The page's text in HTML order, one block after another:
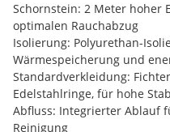
Schornstein: 2 Meter hoher
optimalen Rauchabzug
Isolierung: Polyurethan-
Wärmespeicherung und
Standardverkleidung:
Edelstahlringe, für hohe
Abfluss: Integrierter Ablauf
Reinigung